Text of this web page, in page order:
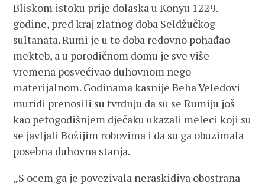
Bliskom istoku prije dolaska u Konyu 1229.
godine, pred kraj zlatnog doba Seldžučkog
sultanata. Rumi je u to doba redovno pohađao
mekteb, a u porodičnom domu je sve više
vremena posvećivao duhovnom nego
materijalnom. Godinama kasnije Beha Veledovi
muridi prenosili su tvrdnju da su se Rumiju još
kao petogodišnjem dječaku ukazali meleci koji su
se javljali Božijim robovima i da su ga obuzimala
posebna duhovna stanja.
„S ocem ga je povezivala neraskidiva obostrana